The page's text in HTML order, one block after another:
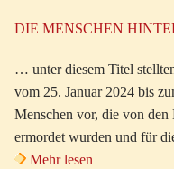
DIE MENSCHEN
… unter diesem Titel
vom 25. Januar 2024 bis
Menschen vor, die von
ermordet wurden und für
Mehr lesen